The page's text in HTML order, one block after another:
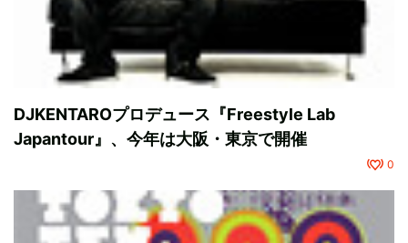
DJKENTAROプロデュース『Freestyle Lab
Japantour』、今年は大阪・東京で開催
0